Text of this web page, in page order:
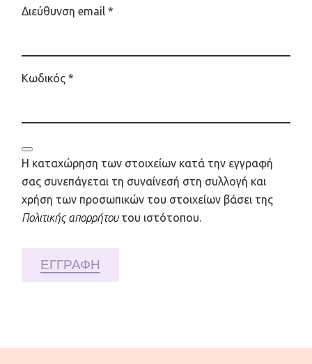
Διεύθυνση email*
Κωδικός*
Η καταχώρηση των στοιχείων κατά την εγγραφή
σας συνεπάγεται τη συναίνεσή στη συλλογή και
χρήση των προσωπικών του στοιχείων βάσει της
Πολιτικής απορρήτουτου ιστότοπου.
ΕΓΓΡΑΦΉ